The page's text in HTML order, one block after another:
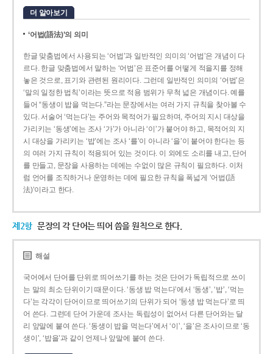
더 알아보기
‘어법(語法)’의 의미
한글 맞춤법에서 사용되는 ‘어법’과 일반적인 의미의 ‘어법’은 개념이 다
르다. 한글 맞춤법에서 말하는 ‘어법’은 표준어를 어떻게 적을지를 정해
놓은 것으로, 표기와 관련된 원리이다. 그런데 일반적인 의미의 ‘어법’은
‘말의 일정한 법칙’이라는 뜻으로 적용 범위가 무척 넓은 개념이다. 예를
들어 “동생이 밥을 먹는다.”라는 문장에서는 여러 가지 규칙을 찾아볼 수
있다. 서술어 ‘먹는다’는 주어와 목적어가 필요하며, 주어의 지시 대상을
가리키는 ‘동생’에는 조사 ‘가’가 아니라 ‘이’가 붙어야 하고, 목적어의 지
시 대상을 가리키는 ‘밥’에는 조사 ‘를’이 아니라 ‘을’이 붙어야 한다는 등
의 여러 가지 규칙이 적용되어 있는 것이다. 이 외에도 소리를 내고, 단어
를 만들고, 문장을 사용하는 데에는 수없이 많은 규칙이 필요하다. 이처
럼 언어를 조직하거나 운영하는 데에 필요한 규칙을 폭넓게 ‘어법(語
法)’이라고 한다.
제2항 문장의 각 단어는 띄어 씀을 원칙으로 한다.
해설
국어에서 단어를 단위로 띄어쓰기를 하는 것은 단어가 독립적으로 쓰이
는 말의 최소 단위이기 때문이다. ‘동생 밥 먹는다’에서 ‘동생’, ‘밥’, ‘먹는
다’는 각각이 단어이므로 띄어쓰기의 단위가 되어 ‘동생 밥 먹는다’로 띄
어 쓴다. 그런데 단어 가운데 조사는 독립성이 없어서 다른 단어와는 달
리 앞말에 붙여 쓴다. ‘동생이 밥을 먹는다’에서 ‘이’, ‘을’은 조사이므로 ‘동
생이’, ‘밥을’과 같이 언제나 앞말에 붙여 쓴다.